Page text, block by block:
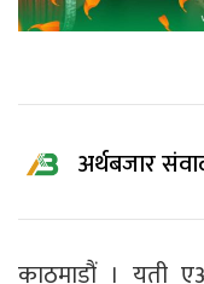
अर्थबजार
काठमाडौं । यती